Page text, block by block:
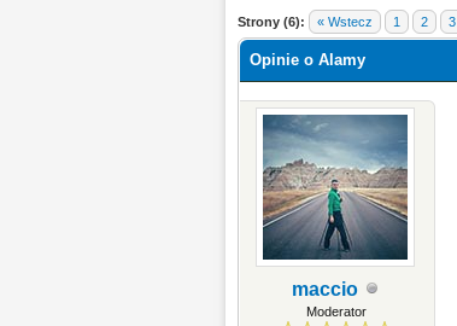
Strony (6): « Wstecz 1 2 3
Opinie o Alamy
maccio
Moderator